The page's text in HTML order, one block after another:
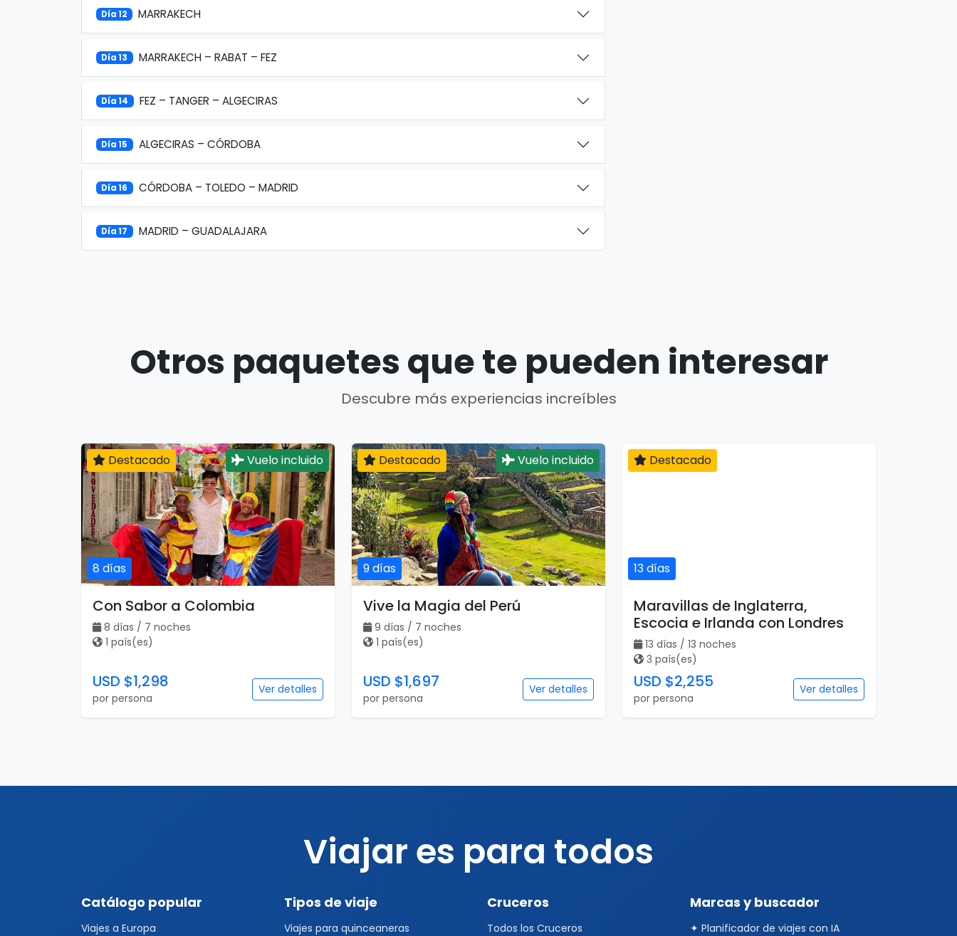
Día 12 MARRAKECH
Día 13 MARRAKECH – RABAT – FEZ
Día 14 FEZ – TANGER – ALGECIRAS
Día 15 ALGECIRAS – CÓRDOBA
Día 16 CÓRDOBA – TOLEDO – MADRID
Día 17 MADRID – GUADALAJARA
Otros paquetes que te pueden interesar
Descubre más experiencias increíbles
8 días
Destacado Vuelo incluido
Con Sabor a Colombia
8 días / 7 noches
1 país(es)
USD $1,298
por persona
Ver detalles
9 días
Destacado Vuelo incluido
Vive la Magia del Perú
9 días / 7 noches
1 país(es)
USD $1,697
por persona
Ver detalles
13 días
Destacado
Maravillas de Inglaterra,
Escocia e Irlanda con Londres
13 días / 13 noches
3 país(es)
USD $2,255
por persona
Ver detalles
Viajar es para todos
Catálogo popular
Viajes a Europa
Tipos de viaje
Viajes para quinceaneras
Cruceros
Todos los Cruceros
Marcas y buscador
✦ Planificador de viajes con IA